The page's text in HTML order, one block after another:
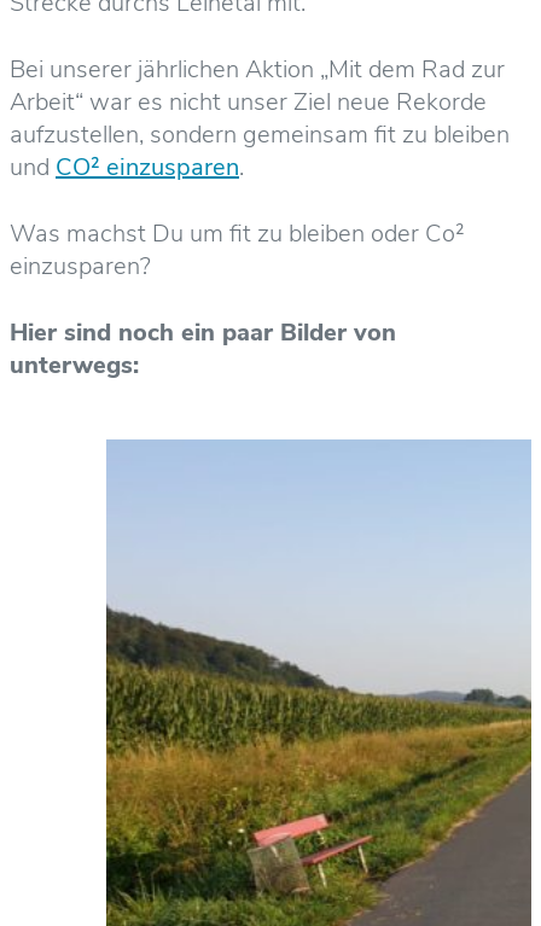
Bei unserer jährlichen Aktion „Mit dem Rad zur
Arbeit“ war es nicht unser Ziel neue Rekorde
aufzustellen, sondern gemeinsam fit zu bleiben
und CO² einzusparen.
Was machst Du um fit zu bleiben oder Co²
einzusparen?
Hier sind noch ein paar Bilder von
unterwegs: